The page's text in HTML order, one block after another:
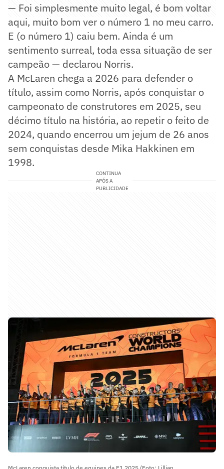
— Foi simplesmente muito legal, é bom voltar
aqui, muito bom ver o número 1 no meu carro.
E (o número 1) caiu bem. Ainda é um
sentimento surreal, toda essa situação de ser
campeão — declarou Norris.
A McLaren chega a 2026 para defender o
título, assim como Norris, após conquistar o
campeonato de construtores em 2025, seu
décimo título na história, ao repetir o feito de
2024, quando encerrou um jejum de 26 anos
sem conquistas desde Mika Hakkinen em
1998.
CONTINUA
APÓS A
PUBLICIDADE